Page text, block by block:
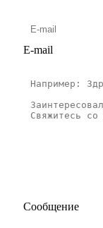
E-mail
Сообщение